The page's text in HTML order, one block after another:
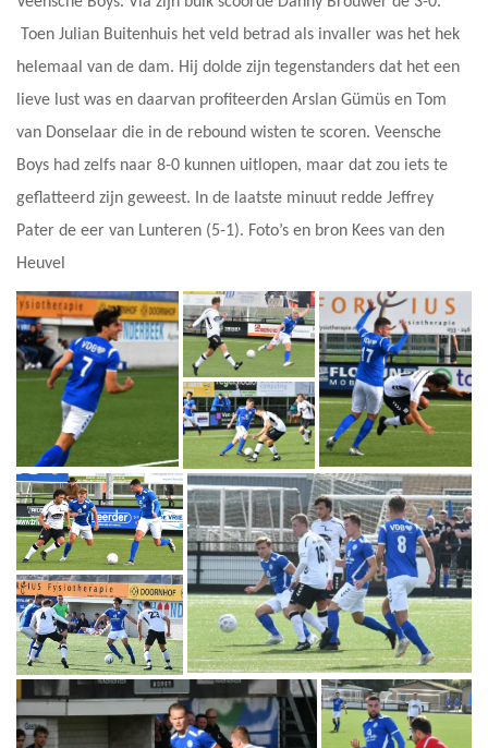
Toen Julian Buitenhuis het veld betrad als invaller was het hek
helemaal van de dam. Hij dolde zijn tegenstanders dat het een
lieve lust was en daarvan profiteerden Arslan Gümüs en Tom
van Donselaar die in de rebound wisten te scoren. Veensche
Boys had zelfs naar 8-0 kunnen uitlopen, maar dat zou iets te
geflatteerd zijn geweest. In de laatste minuut redde Jeffrey
Pater de eer van Lunteren (5-1). Foto’s en bron Kees van den
Heuvel